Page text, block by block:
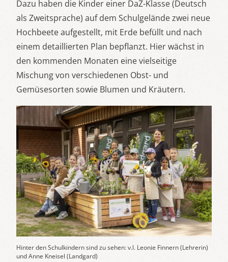
Dazu haben die Kinder einer DaZ-Klasse (Deutsch
als Zweitsprache) auf dem Schulgelände zwei neue
Hochbeete aufgestellt, mit Erde befüllt und nach
einem detaillierten Plan bepflanzt. Hier wächst in
den kommenden Monaten eine vielseitige
Mischung von verschiedenen Obst- und
Gemüsesorten sowie Blumen und Kräutern.
Hinter den Schulkindern sind zu sehen: v.l. Leonie Finnern (Lehrerin)
und Anne Kneisel (Landgard)